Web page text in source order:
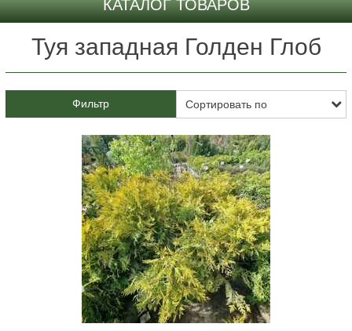
КАТАЛОГ ТОВАРОВ
Туя западная Голден Глоб
Фильтр